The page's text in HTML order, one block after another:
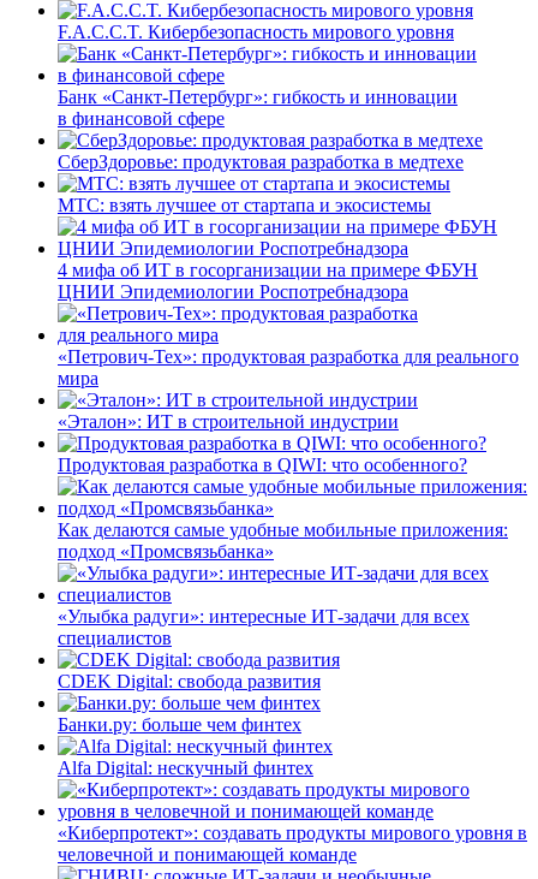
F.A.C.C.T. Кибербезопасность мирового уровня
Банк «Санкт-Петербург»: гибкость и инновации
в финансовой сфере
СберЗдоровье: продуктовая разработка в медтехе
МТС: взять лучшее от стартапа и экосистемы
4 мифа об ИТ в госорганизации на примере ФБУН
ЦНИИ Эпидемиологии Роспотребнадзора
«Петрович-Тех»: продуктовая разработка для реального
мира
«Эталон»: ИТ в строительной индустрии
Продуктовая разработка в QIWI: что особенного?
Как делаются самые удобные мобильные приложения:
подход «Промсвязьбанка»
«Улыбка радуги»: интересные ИТ-задачи для всех
специалистов
CDEK Digital: свобода развития
Банки.ру: больше чем финтех
Alfa Digital: нескучный финтех
«Киберпротект»: создавать продукты мирового уровня в
человечной и понимающей команде